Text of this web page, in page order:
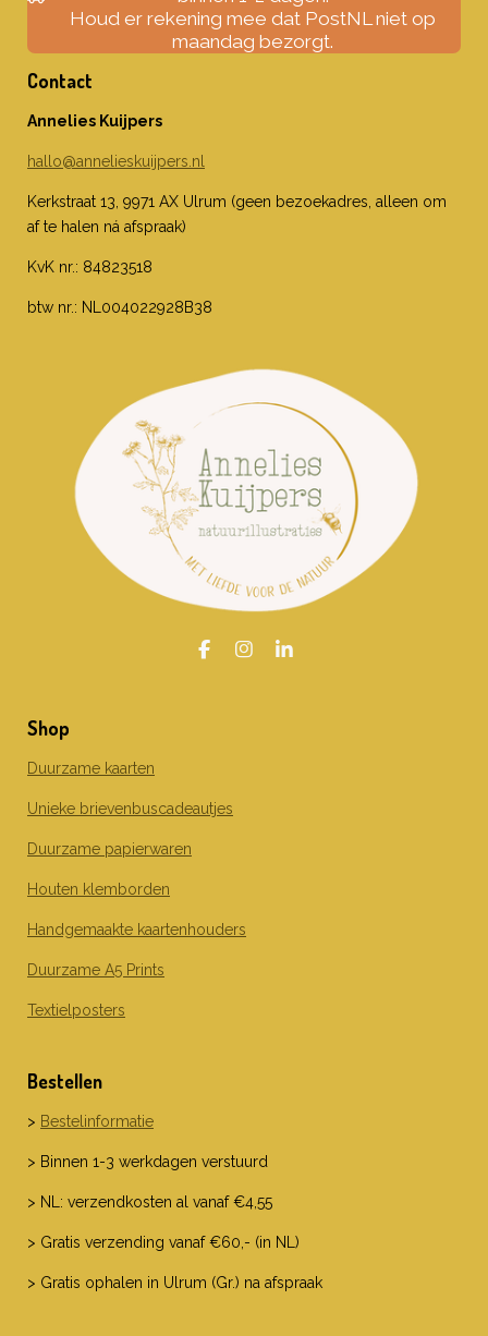
Houd er rekening mee dat PostNL niet op
maandag bezorgt.
Contact
Annelies Kuijpers
hallo@annelieskuijpers.nl
Kerkstraat 13, 9971 AX Ulrum (geen bezoekadres, alleen om
af te halen ná afspraak)
KvK nr.: 84823518
btw nr.: NL004022928B38
F
I
L
Shop
Duurzame kaarten
Unieke brievenbuscadeautjes
Duurzame papierwaren
Houten klemborden
Handgemaakte kaartenhouders
Duurzame A5 Prints
Textielposters
Bestellen
> Bestelinformatie
> Binnen 1-3 werkdagen verstuurd
> NL: verzendkosten al vanaf €4,55
> Gratis verzending vanaf €60,- (in NL)
> Gratis ophalen in Ulrum (Gr.) na afspraak